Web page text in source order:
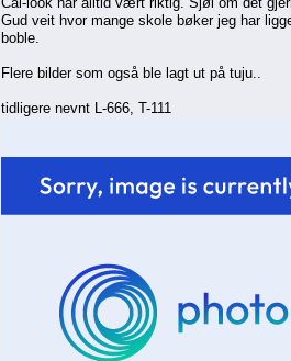
Gud veit hvor mange skole bøker jeg har
boble.
Flere bilder som også ble lagt ut på tuju..
tidligere nevnt L-666, T-111